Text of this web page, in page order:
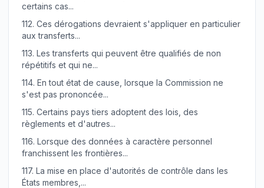
certains cas...
112. Ces dérogations devraient s'appliquer en particulier
aux transferts...
113. Les transferts qui peuvent être qualifiés de non
répétitifs et qui ne...
114. En tout état de cause, lorsque la Commission ne
s'est pas prononcée...
115. Certains pays tiers adoptent des lois, des
règlements et d'autres...
116. Lorsque des données à caractère personnel
franchissent les frontières...
117. La mise en place d'autorités de contrôle dans les
États membres,...